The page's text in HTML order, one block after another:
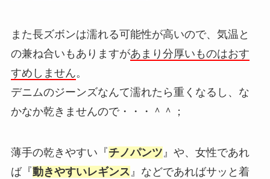
また長ズボンは濡れる可能性が高いので、気温と
の兼ね合いもありますがあまり分厚いものはおす
すめしません。
デニムのジーンズなんて濡れたら重くなるし、な
かなか乾きませんので・・・＾＾；
薄手の乾きやすい『チノパンツ 』や、女性であれ
ば『動きやすいレギンス 』などであればサッと着